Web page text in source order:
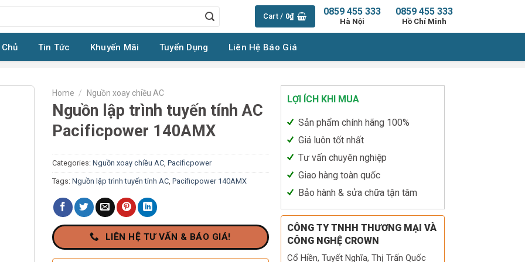
Cart / 0₫ 0859 455 333
Hồ Chí Minh
0859 455 333
Hà Nội
Tin Tức Khuyến Mãi Tuyển Dụng Liên Hệ Báo Giá
Home / Nguồn xoay chiều AC
Nguồn lập trình tuyến tính AC
Pacificpower 140AMX
Categories:Nguồn xoay chiều AC ,Pacificpower
Tags:Nguồn lập trình tuyến tính AC ,Pacificpower 140AMX
LIÊN HỆ TƯ VẤN & BÁO GIÁ!
LỢI ÍCH KHI MUA
Sản phẩm chính hãng 100%
Giá luôn tốt nhất
Tư vấn chuyên nghiệp
Giao hàng toàn quốc
Bảo hành & sửa chữa tận tâm
CÔNG TY TNHH THƯƠNG MẠI VÀ
CÔNG NGHỆ CROWN
Cổ Hiền, Tuyết Nghĩa, Thị Trấn Quốc